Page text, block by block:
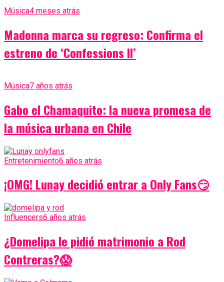
Música4 meses atrás
Madonna marca su regreso: Confirma el
estreno de ‘Confessions II’
Música7 años atrás
Gabo el Chamaquito: la nueva promesa de
la música urbana en Chile
Entretenimiento6 años atrás
¡OMG! Lunay decidió entrar a Only Fans😏
Influencers6 años atrás
¿Domelipa le pidió matrimonio a Rod
Contreras?😱